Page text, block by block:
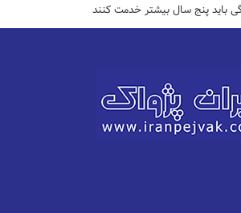
باید پنج سال بیشتر خدمت کنند